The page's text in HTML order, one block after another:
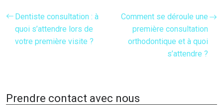
Dentiste consultation : à
quoi s’attendre lors de
votre première visite ?
Comment se déroule une
première consultation
orthodontique et à quoi
s’attendre ?
Prendre contact avec nous